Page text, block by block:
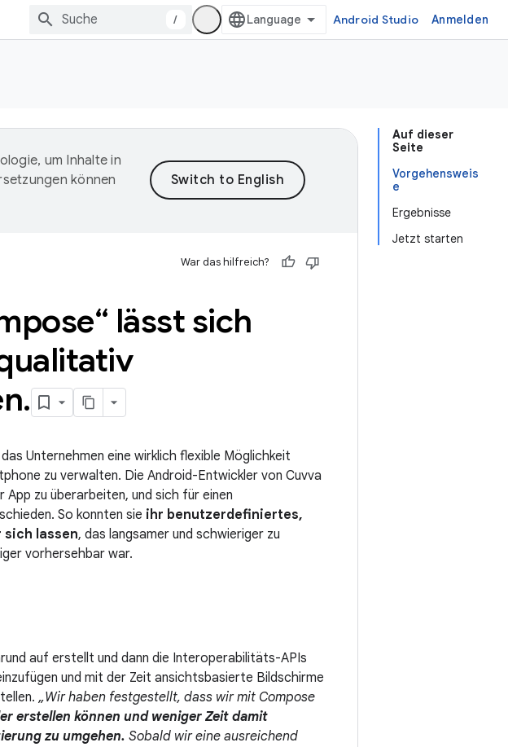
/ Android Studio Anmelden
Auf dieser
Seite
Vorgehensweis
e
Ergebnisse
Jetzt starten
um Inhalte in
können
War das hilfreich?
lässt sich
.
Unternehmen eine wirklich flexible Möglichkeit
zu verwalten. Die Android-Entwickler von Cuvva
zu überarbeiten, und sich für einen
So konnten sie ihr benutzerdefiniertes,
lassen, das langsamer und schwieriger zu
vorhersehbar war.
auf erstellt und dann die Interoperabilitäts-APIs
und mit der Zeit ansichtsbasierte Bildschirme
„Wir haben festgestellt, dass wir mit Compose
erstellen können und weniger Zeit damit
zu umgehen. Sobald wir eine ausreichend